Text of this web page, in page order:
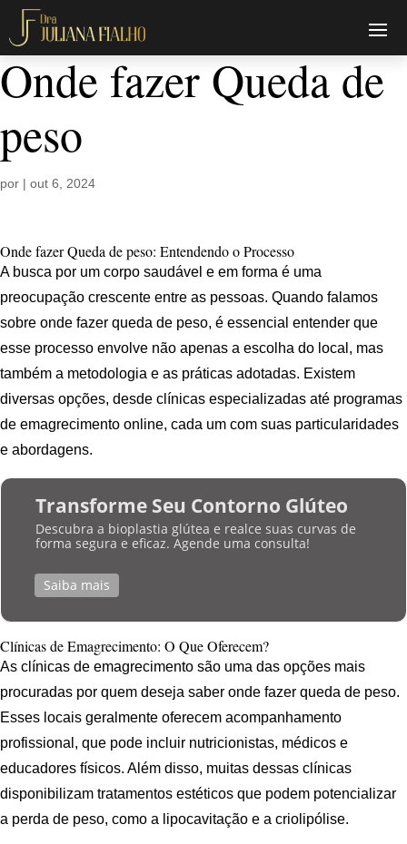
Onde fazer Queda de
peso
por | out 6, 2024
Onde fazer Queda de peso: Entendendo o Processo
A busca por um corpo saudável e em forma é uma
preocupação crescente entre as pessoas. Quando falamos
sobre onde fazer queda de peso, é essencial entender que
esse processo envolve não apenas a escolha do local, mas
também a metodologia e as práticas adotadas. Existem
diversas opções, desde clínicas especializadas até programas
de emagrecimento online, cada um com suas particularidades
e abordagens.
Transforme Seu Contorno Glúteo
Descubra a bioplastia glútea e realce suas curvas de
forma segura e eficaz. Agende uma consulta!
Saiba mais
Clínicas de Emagrecimento: O Que Oferecem?
As clínicas de emagrecimento são uma das opções mais
procuradas por quem deseja saber onde fazer queda de peso.
Esses locais geralmente oferecem acompanhamento
profissional, que pode incluir nutricionistas, médicos e
educadores físicos. Além disso, muitas dessas clínicas
disponibilizam tratamentos estéticos que podem potencializar
a perda de peso, como a lipocavitação e a criolipólise.